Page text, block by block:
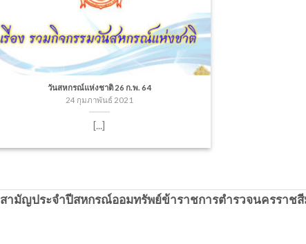
วันสหกรณ์แห่งชาติ 26 ก.พ. 64
24 กุมภาพันธ์ 2021
[...]
ามัญประจำปีสหกรณ์ออมทรัพย์ข้าราชการตำรวจนครราชสี